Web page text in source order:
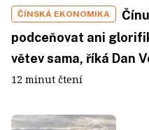
ČÍNSKÁ EKONOMIKA
podceňovat ani
větev sama, říká Dan
12 minut čtení